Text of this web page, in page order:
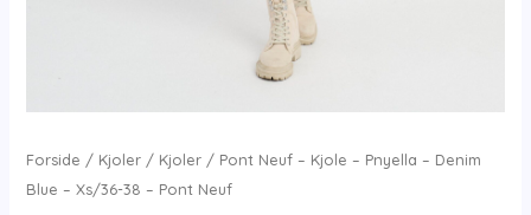
Forside / Kjoler/ Kjoler/ Pont Neuf – Kjole – Pnyella – Denim
Blue – Xs/36-38 – Pont Neuf